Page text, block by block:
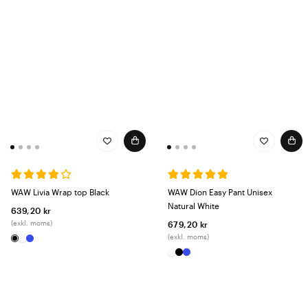
WAW Livia Wrap top Black
639,20 kr
(exkl. moms)
WAW Dion Easy Pant Unisex
Natural White
679,20 kr
(exkl. moms)